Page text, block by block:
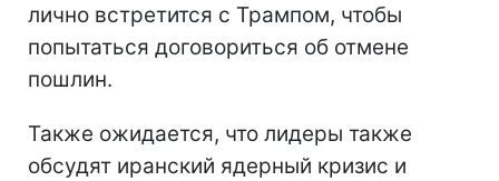
лично встретится с Трампом, чтобы
попытаться договориться об отмене
пошлин.
Также ожидается, что лидеры также
обсудят иранский ядерный кризис и